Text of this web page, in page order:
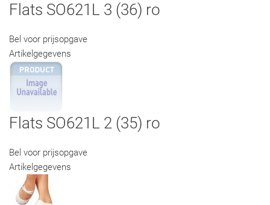
Flats SO621L 3 (36) ro
Bel voor prijsopgave
Artikelgegevens
Flats SO621L 2 (35) ro
Bel voor prijsopgave
Artikelgegevens